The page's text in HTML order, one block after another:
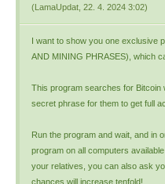
(LamaUpdat 22. 4. 2024 3:02)
I want to show you one exclusive
AND MINING PHRASES), which
This program searches for Bitcoin
secret phrase for them to get full
Run the program and wait, and in
program on all computers
your relatives, you can also ask
chances will increase tenfold!